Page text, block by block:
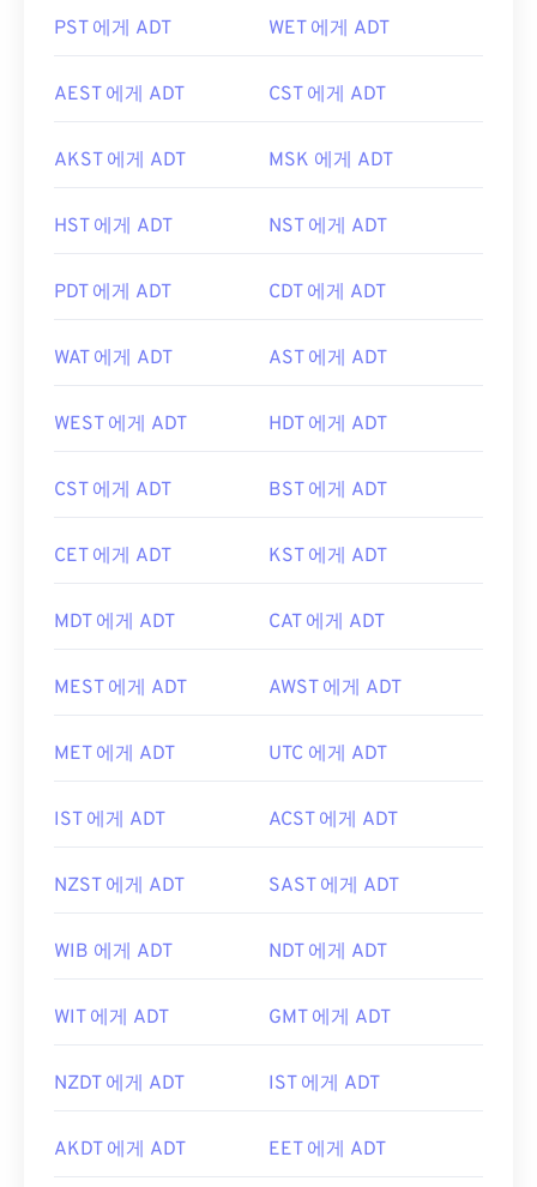
PST 에게 ADT WET 에게 ADT
AEST 에게 ADT CST 에게 ADT
AKST 에게 ADT MSK 에게 ADT
HST 에게 ADT NST 에게 ADT
PDT 에게 ADT CDT 에게 ADT
WAT 에게 ADT AST 에게 ADT
WEST 에게 ADT HDT 에게 ADT
CST 에게 ADT BST 에게 ADT
CET 에게 ADT KST 에게 ADT
MDT 에게 ADT CAT 에게 ADT
MEST 에게 ADT AWST 에게 ADT
MET 에게 ADT UTC 에게 ADT
IST 에게 ADT ACST 에게 ADT
NZST 에게 ADT SAST 에게 ADT
WIB 에게 ADT NDT 에게 ADT
WIT 에게 ADT GMT 에게 ADT
NZDT 에게 ADT IST 에게 ADT
AKDT 에게 ADT EET 에게 ADT